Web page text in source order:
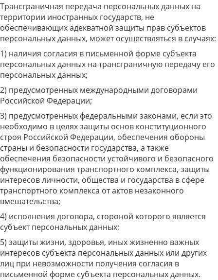
Трансграничная передача персональных данных на
территории иностранных государств, не
обеспечивающих адекватной защиты прав субъектов
персональных данных, может осуществляться в случаях:
1) наличия согласия в письменной форме субъекта
персональных данных на трансграничную передачу его
персональных данных;
2) предусмотренных международными договорами
Российской Федерации;
3) предусмотренных федеральными законами, если это
необходимо в целях защиты основ конституционного
строя Российской Федерации, обеспечения обороны
страны и безопасности государства, а также
обеспечения безопасности устойчивого и безопасного
функционирования транспортного комплекса, защиты
интересов личности, общества и государства в сфере
транспортного комплекса от актов незаконного
вмешательства;
4) исполнения договора, стороной которого является
субъект персональных данных;
5) защиты жизни, здоровья, иных жизненно важных
интересов субъекта персональных данных или других
лиц при невозможности получения согласия в
письменной форме субъекта персональных данных.